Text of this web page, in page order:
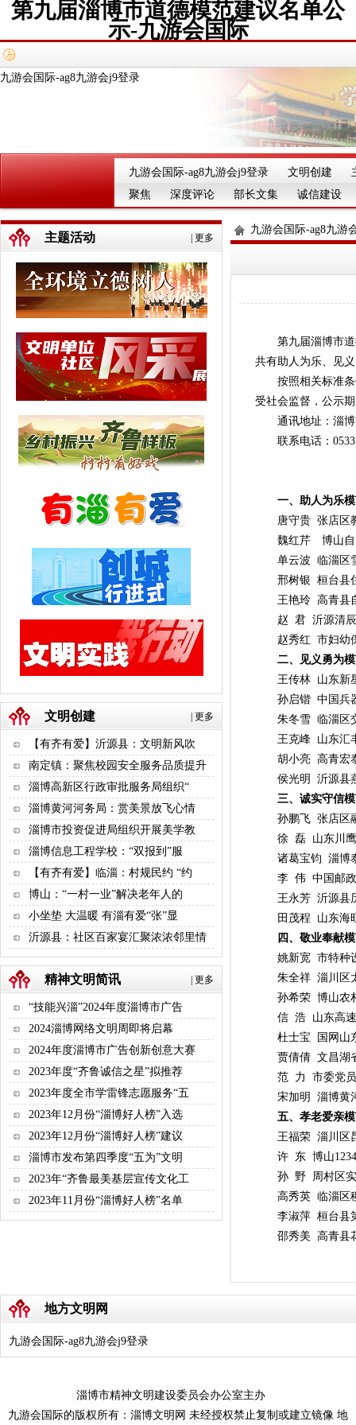
第九届淄博市道德模范建议名单公
示-九游会国际
九游会国际-ag8九游会j9登录
九游会国际-ag8九游会j9登录 文明创建
聚焦
深度评论 部长文集 诚信建设
更多
主题活动
更多
文明创建
【有齐有爱】沂源县：文明新风吹
南定镇：聚焦校园安全服务品质提升
淄博高新区行政审批服务局组织“
淄博黄河河务局：赏美景放飞心情
淄博市投资促进局组织开展美学教
淄博信息工程学校：“双报到”服
【有齐有爱】临淄：村规民约 “约
博山：“一村一业”解决老年人的
小坐垫 大温暖 有淄有爱“张”显
沂源县：社区百家宴汇聚浓浓邻里情
更多
精神文明简讯
“技能兴淄”2024年度淄博市广告
2024淄博网络文明周即将启幕
2024年度淄博市广告创新创意大赛
2023年度“齐鲁诚信之星”拟推荐
2023年度全市学雷锋志愿服务“五
2023年12月份“淄博好人榜”入选
2023年12月份“淄博好人榜”建议
淄博市发布第四季度“五为”文明
2023年“齐鲁最美基层宣传文化工
2023年11月份“淄博好人榜”名单
九游会国际-ag8九游
第九届淄博市道
共有助人为乐、见
按照相关标准条
受社会监督，公示
通讯地址：淄博
联系电话：0533
一、助人为乐
唐守贵 张店区
魏红芹 博山自
单云波 临淄区雪
邢树银 桓台县
王艳玲 高青县自
赵 君 沂源清辰
赵秀红 市妇幼保
二、见义勇为
王传林 山东新
孙启锴 中国兵器
朱冬雪 临淄区
王克峰 山东汇丰
胡小亮 高青宏泰
侯光明 沂源县
三、诚实守信
孙鹏飞 张店区
徐 磊 山东川鹰
诸葛宝钧 淄博泰
李 伟 中国邮政
王永芳 沂源县历
田茂程 山东海旺
四、敬业奉献
姚新宽 市特种
朱全祥 淄川区
孙希荣 博山农村
信 浩 山东高速
杜士宝 国网山东
贾倩倩 文昌湖省
范 力 市委党员
宋加明 淄博黄
五、孝老爱亲
王福荣 淄川区昆
许 东 博山12349
孙 野 周村区实
高秀英 临淄区
李淑萍 桓台县
邵秀美 高青县
地方文明网
九游会国际-ag8九游会j9登录
淄博市精神文明建设委员会办公室主办
九游会国际的版权所有：淄博文明网 未经授权禁止复制或建立镜像 地